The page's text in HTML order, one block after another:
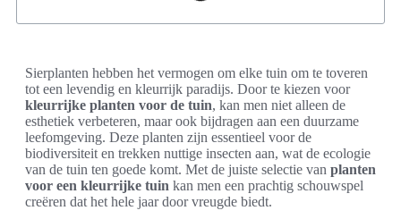
Sierplanten hebben het vermogen om elke tuin om te toveren
tot een levendig en kleurrijk paradijs. Door te kiezen voor
kleurrijke planten voor de tuin, kan men niet alleen de
esthetiek verbeteren, maar ook bijdragen aan een duurzame
leefomgeving. Deze planten zijn essentieel voor de
biodiversiteit en trekken nuttige insecten aan, wat de ecologie
van de tuin ten goede komt. Met de juiste selectie van planten
voor een kleurrijke tuin kan men een prachtig schouwspel
creëren dat het hele jaar door vreugde biedt.